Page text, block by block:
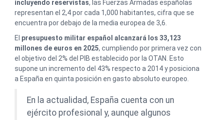
incluyendo reservistas, las Fuerzas Armadas españolas
representan el 2,4 por cada 1,000 habitantes, cifra que se
encuentra por debajo de la media europea de 3,6.
El presupuesto militar español alcanzará los 33,123
millones de euros en 2025, cumpliendo por primera vez con
el objetivo del 2% del PIB establecido por la OTAN. Esto
supone un incremento del 43% respecto a 2014 y posiciona
a España en quinta posición en gasto absoluto europeo.
En la actualidad, España cuenta con un
ejército profesional y, aunque algunos